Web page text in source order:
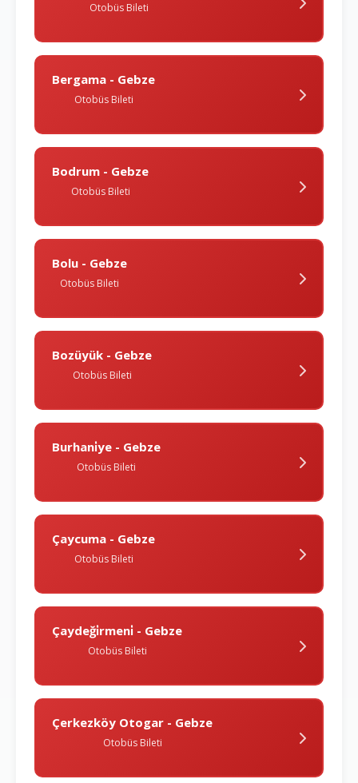
Otobüs Bileti
Bergama - Gebze
Otobüs Bileti
Bodrum - Gebze
Otobüs Bileti
Bolu - Gebze
Otobüs Bileti
Bozüyük - Gebze
Otobüs Bileti
Burhani̇ye - Gebze
Otobüs Bileti
Çaycuma - Gebze
Otobüs Bileti
Çaydeği̇rmeni̇ - Gebze
Otobüs Bileti
Çerkezköy Otogar - Gebze
Otobüs Bileti